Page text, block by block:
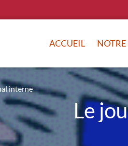
ACCUEIL
Le
interne